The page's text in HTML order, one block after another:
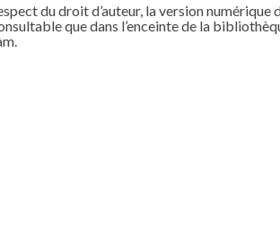
du droit d’auteur, la version numérique
que dans l’enceinte de la